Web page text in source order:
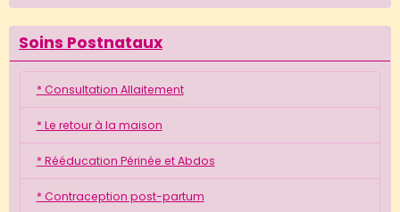
Soins Postnataux
* Consultation Allaitement
* Le retour à la maison
* Rééducation Périnée et Abdos
* Contraception post-partum